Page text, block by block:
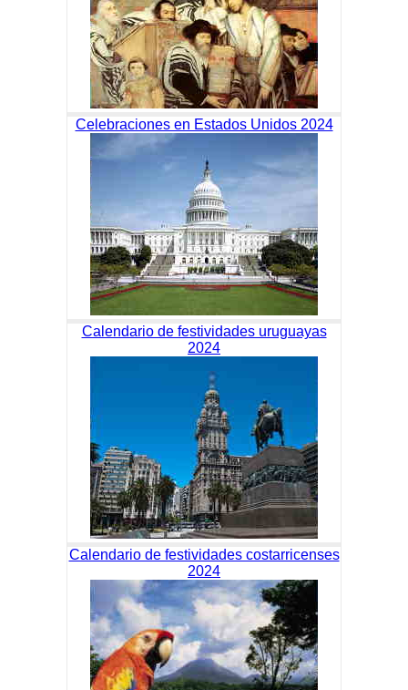
Celebraciones en Estados Unidos 2024
Calendario de festividades uruguayas
2024
Calendario de festividades costarricenses
2024